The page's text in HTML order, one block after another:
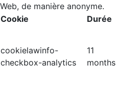
Web, de manière anonyme.
Cookie
Durée
cookielawinfo-
checkbox-analytics
11
months